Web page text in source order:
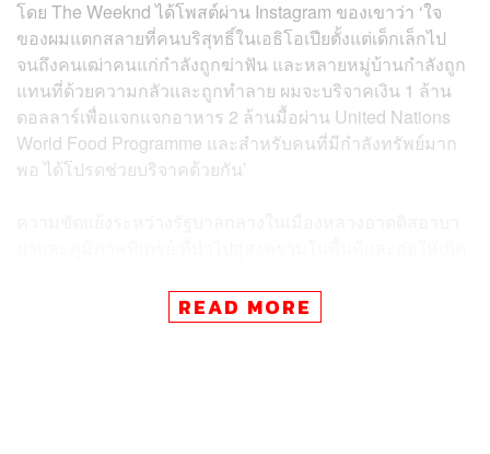
โดย The Weeknd ได้โพสต์ผ่าน Instagram ของเขาว่า ‘ใจ
ของผมแตกสลายที่คนบริสุทธิ์ในเอธิโอเปียตั้งแต่เด็กเล็กไป
จนถึงคนเฒ่าคนแก่กำลังถูกฆ่าฟัน และหลายหมู่บ้านกำลังถูก
แทนที่ด้วยความกลัวและถูกทำลาย ผมจะบริจาคเงิน 1 ล้าน
ดอลลาร์เพื่อแจกแจกอาหาร 2 ล้านมื้อผ่าน United Nations
World Food Programme และสำหรับคนที่มีกําลังทรัพย์มาก
พอ ได้โปรดช่วยบริจาคด้วยกัน’
พฤศจิกายนเมื่อปีก่อน (2020) และยังคงดำเนินมาถึงปัจจุบัน
โดยไม่มีทีท่าว่าจะจบลง โดยในขณะที่ประชาชนมากกว่า
READ MORE